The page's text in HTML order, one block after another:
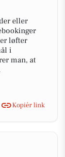
eller
løfter
i
man, at
Kopiér link